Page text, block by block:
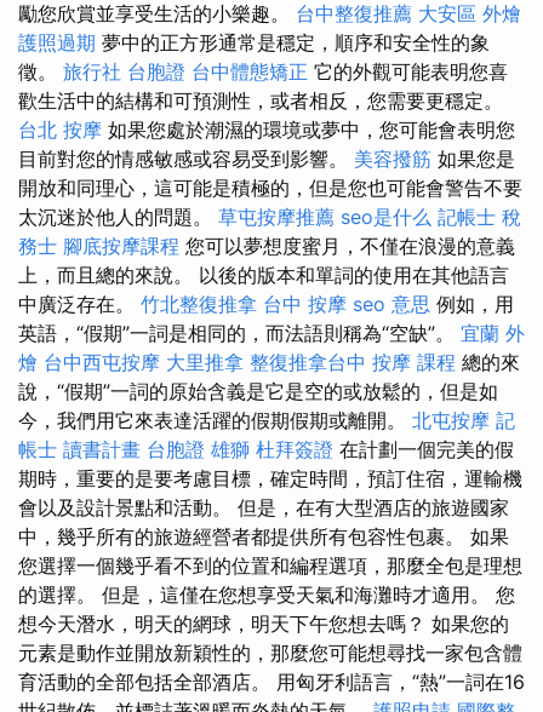
勵您欣賞並享受生活的小樂趣。 台中整復推薦 大安區 外燴
護照過期 夢中的正方形通常是穩定，順序和安全性的象
徵。 旅行社 台胞證 台中體態矯正 它的外觀可能表明您喜
歡生活中的結構和可預測性，或者相反，您需要更穩定。
台北 按摩 如果您處於潮濕的環境或夢中，您可能會表明您
目前對您的情感敏感或容易受到影響。 美容撥筋 如果您是
開放和同理心，這可能是積極的，但是您也可能會警告不要
太沉迷於他人的問題。 草屯按摩推薦 seo是什么 記帳士 稅
務士 腳底按摩課程 您可以夢想度蜜月，不僅在浪漫的意義
上，而且總的來說。 以後的版本和單詞的使用在其他語言
中廣泛存在。 竹北整復推拿 台中 按摩 seo 意思 例如，用
英語，“假期”一詞是相同的，而法語則稱為“空缺”。 宜蘭 外
燴 台中西屯按摩 大里推拿 整復推拿台中 按摩 課程 總的來
說，“假期”一詞的原始含義是它是空的或放鬆的，但是如
今，我們用它來表達活躍的假期假期或離開。 北屯按摩 記
帳士 讀書計畫 台胞證 雄獅 杜拜簽證 在計劃一個完美的假
期時，重要的是要考慮目標，確定時間，預訂住宿，運輸機
會以及設計景點和活動。 但是，在有大型酒店的旅遊國家
中，幾乎所有的旅遊經營者都提供所有包容性包裹。 如果
您選擇一個幾乎看不到的位置和編程選項，那麼全包是理想
的選擇。 但是，這僅在您想享受天氣和海灘時才適用。 您
想今天潛水，明天的網球，明天下午您想去嗎？ 如果您的
元素是動作並開放新穎性的，那麼您可能想尋找一家包含體
育活動的全部包括全部酒店。 用匈牙利語言，“熱”一詞在16